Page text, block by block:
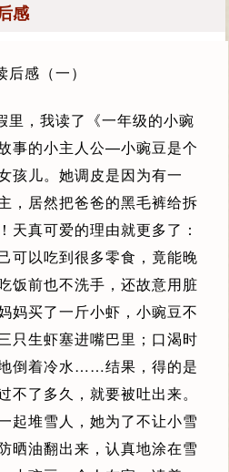
感
感（一）
里，我读了《一年级的小豌
事的小主人公—小豌豆是个
孩儿。她调皮是因为有一
，居然把爸爸的黑毛裤给拆
天真可爱的理由就更多了：
可以吃到很多零食，竟能晚
饭前也不洗手，还故意用脏
妈买了一斤小虾，小豌豆不
只生虾塞进嘴巴里；口渴时
倒着冷水……结果，得的是
不了多久，就要被吐出来。
起堆雪人，她为了不让小雪
晒油翻出来，认真地涂在雪